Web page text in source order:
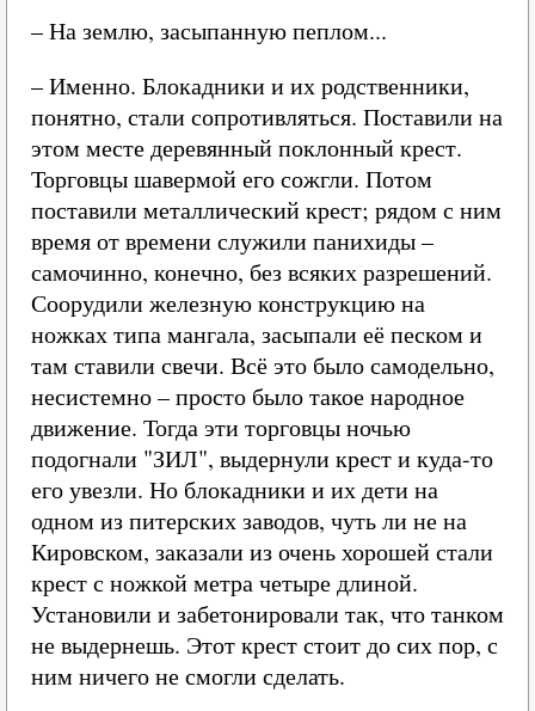
– На землю, засыпанную пеплом...
– Именно. Блокадники и их родственники,
понятно, стали сопротивляться. Поставили на
этом месте деревянный поклонный крест.
Торговцы шавермой его сожгли. Потом
поставили металлический крест; рядом с ним
время от времени служили панихиды –
самочинно, конечно, без всяких разрешений.
Соорудили железную конструкцию на
ножках типа мангала, засыпали её песком и
там ставили свечи. Всё это было самодельно,
несистемно – просто было такое народное
движение. Тогда эти торговцы ночью
подогнали "ЗИЛ", выдернули крест и куда-то
его увезли. Но блокадники и их дети на
одном из питерских заводов, чуть ли не на
Кировском, заказали из очень хорошей стали
крест с ножкой метра четыре длиной.
Установили и забетонировали так, что танком
не выдернешь. Этот крест стоит до сих пор, с
ним ничего не смогли сделать.